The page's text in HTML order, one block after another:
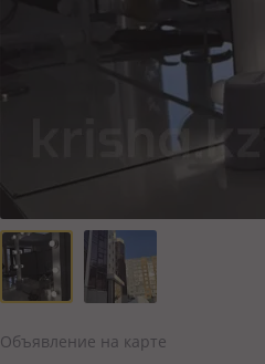
Объявление на карте